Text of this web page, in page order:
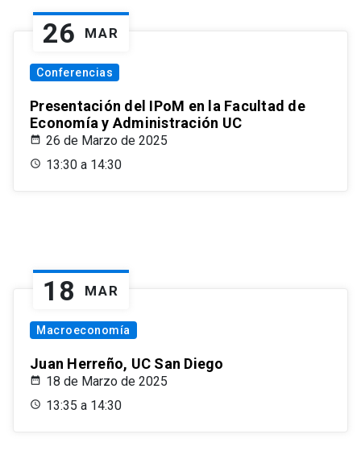
26 MAR
Conferencias
Presentación del IPoM en la Facultad de
Economía y Administración UC
26 de Marzo de 2025
13:30 a 14:30
18 MAR
Macroeconomía
Juan Herreño, UC San Diego
18 de Marzo de 2025
13:35 a 14:30